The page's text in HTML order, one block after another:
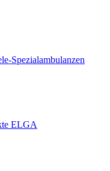
Spezialambulanzen
ELGA